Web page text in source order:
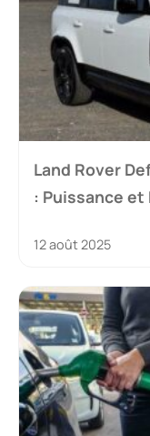
Land Rover
: Puissance
12 août 2025